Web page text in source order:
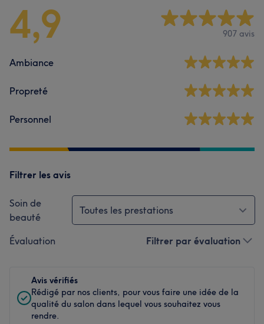
4,9 907 avis
Ambiance
Propreté
Personnel
Filtrer les avis
Soin de
beauté
Toutes les prestations
Évaluation Filtrer par évaluation
Avis vérifiés
Rédigé par nos clients, pour vous faire une idée de la
qualité du salon dans lequel vous souhaitez vous
rendre.